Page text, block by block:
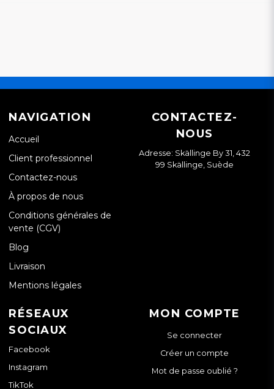
NAVIGATION
Accueil
Client professionnel
Contactez-nous
À propos de nous
Conditions générales de
vente (CGV)
Blog
Livraison
Mentions légales
CONTACTEZ-
NOUS
Adresse: Skällinge By 31, 432
99 Skällinge, Suède
RÉSEAUX
SOCIAUX
Facebook
Instagram
TikTok
MON COMPTE
Se connecter
Créer un compte
Mot de passe oublié ?